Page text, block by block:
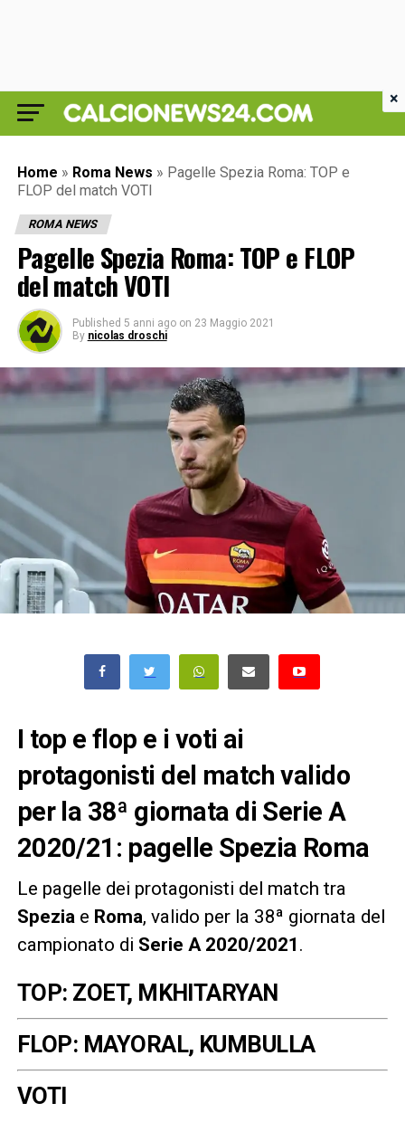
Home » Roma News » Pagelle Spezia Roma: TOP e
FLOP del match VOTI
ROMA NEWS
Pagelle Spezia Roma: TOP e FLOP
del match VOTI
Published 5 anni ago on 23 Maggio 2021
By nicolas droschi
I top e flop e i voti ai
protagonisti del match valido
per la 38ª giornata di Serie A
2020/21: pagelle Spezia Roma
Le pagelle dei protagonisti del match tra
Spezia e Roma, valido per la 38ª giornata del
campionato di Serie A 2020/2021 .
TOP: ZOET, MKHITARYAN
FLOP: MAYORAL, KUMBULLA
VOTI
×